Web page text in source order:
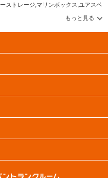
ストレージ,マリンボックス,ユアスペ
間出し入れ可能などの希望条件で絞込
の収納スペースを簡単に探せるトラ
気になるトランクルームを見つけた